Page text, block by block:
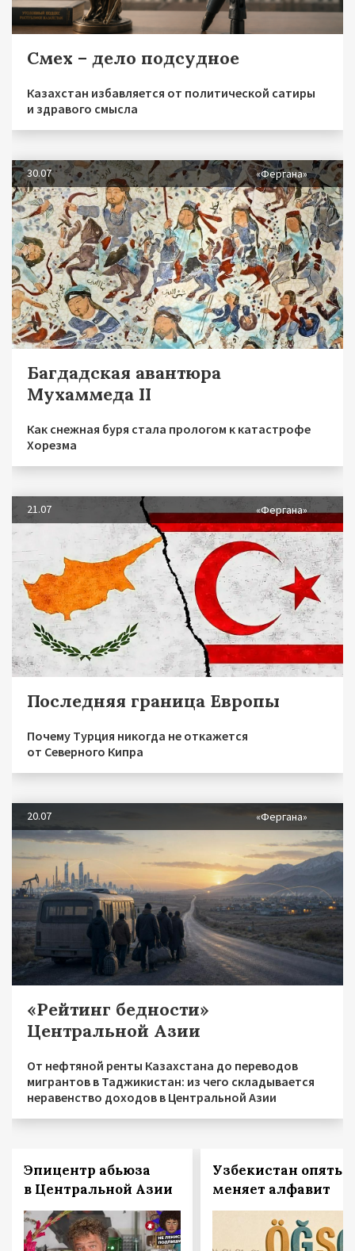
Смех – дело подсудное
Казахстан избавляется от политической сатиры
и здравого смысла
30.07 «Фергана»
Багдадская авантюра
Мухаммеда II
Как снежная буря стала прологом к катастрофе
Хорезма
21.07 «Фергана»
Последняя граница Европы
Почему Турция никогда не откажется
от Северного Кипра
20.07 «Фергана»
«Рейтинг бедности»
Центральной Азии
От нефтяной ренты Казахстана до переводов
мигрантов в Таджикистан: из чего складывается
неравенство доходов в Центральной Азии
Эпицентр абьюза
в Центральной Азии
Узбекистан опять
меняет алфавит